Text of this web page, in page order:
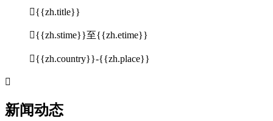
{{zh.title}}
{{zh.stime}}至{{zh.etime}}
{{zh.country}}-{{zh.place}}

新闻动态